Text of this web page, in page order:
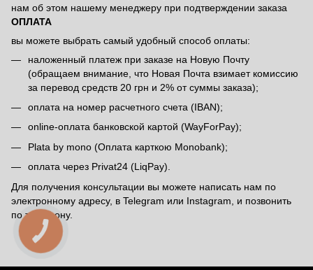
нам об этом нашему менеджеру при подтверждении заказа
ОПЛАТА
вы можете выбрать самый удобный способ оплаты:
наложенный платеж при заказе на Новую Почту
(обращаем внимание, что Новая Почта взимает комиссию
за перевод средств 20 грн и 2% от суммы заказа);
оплата на номер расчетного счета (IBAN);
online-оплата банковской картой (WayForPay);
Plata by mono (Оплата карткою Monobank);
оплата через Privat24 (LiqPay).
Для получения консультации вы можете написать нам по
электронному адресу, в Telegram или Instagram, и позвонить
по телефону.